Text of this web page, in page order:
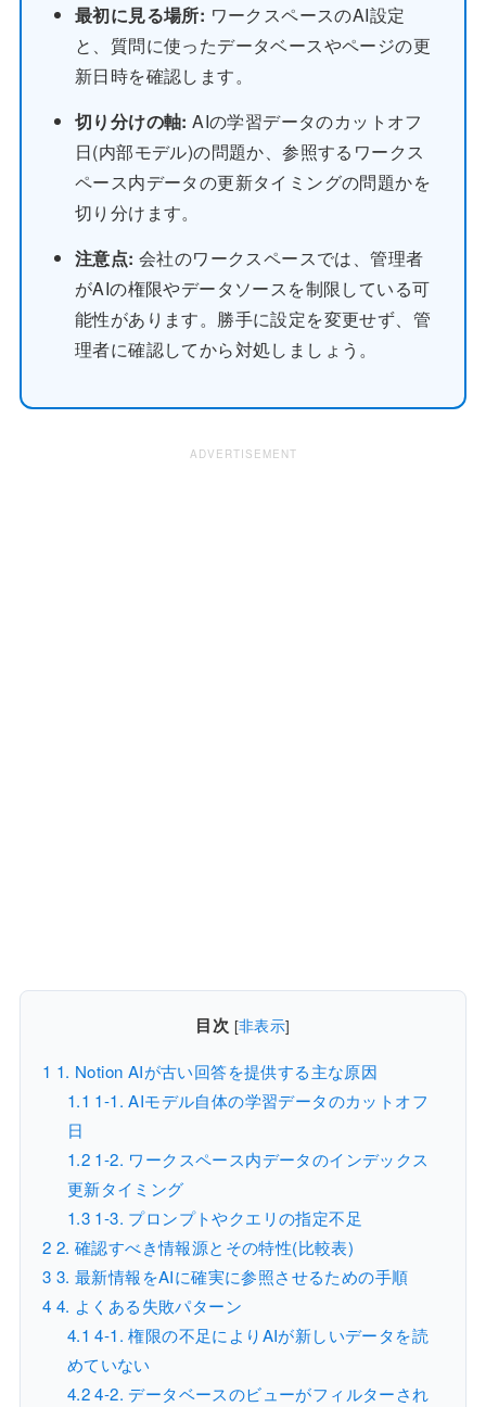
最初に見る場所: ワークスペースのAI設定
と、質問に使ったデータベースやページの更
新日時を確認します。
切り分けの軸: AIの学習データのカットオフ
日(内部モデル)の問題か、参照するワークス
ペース内データの更新タイミングの問題かを
切り分けます。
注意点: 会社のワークスペースでは、管理者
がAIの権限やデータソースを制限している可
能性があります。勝手に設定を変更せず、管
理者に確認してから対処しましょう。
ADVERTISEMENT
目次 [非表示]
1 1. Notion AIが古い回答を提供する主な原因
1.1 1-1. AIモデル自体の学習データのカットオフ
日
1.21-2. ワークスペース内データのインデックス
更新タイミング
1.31-3. プロンプトやクエリの指定不足
2 2. 確認すべき情報源とその特性(比較表)
3 3. 最新情報をAIに確実に参照させるための手順
4 4. よくある失敗パターン
4.1 4-1. 権限の不足によりAIが新しいデータを読
めていない
4.24-2. データベースのビューがフィルターされ